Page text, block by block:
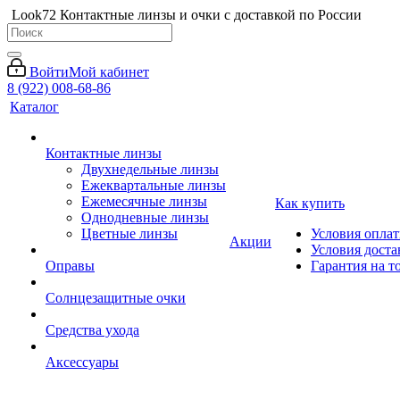
Look72 Контактные линзы и очки с доставкой по России
ВойтиМой кабинет
8 (922) 008-68-86
Каталог
Контактные линзы
Двухнедельные линзы
Ежеквартальные линзы
Ежемесячные линзы
Однодневные линзы
Цветные линзы
Оправы
Солнцезащитные очки
Средства ухода
Аксессуары
Акции
Как купить
Условия
Условия
Гарантия на